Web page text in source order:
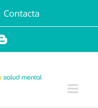
Contacta
Blogger